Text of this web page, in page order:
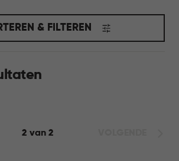
wordt afval verzamelen niet alleen
maar ook een onderdeel van
en comfortabel thuis.
& FILTEREN
2 van 2